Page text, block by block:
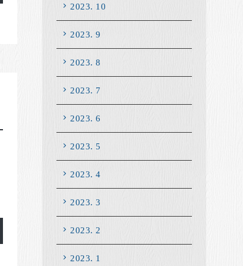
2023. 10
2023. 9
2023. 8
2023. 7
2023. 6
2023. 5
2023. 4
2023. 3
2023. 2
2023. 1